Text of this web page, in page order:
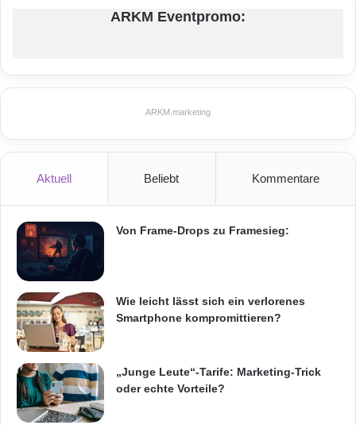
DieserQR-Codeführt zur
Foto: djd
w
ARKM Eventpromo:
ARKM.marketing
Aktuell Beliebt Kommentare
Von Frame-Drops zu Framesieg:
Wie leicht lässt sich ein verlorenes
Smartphone kompromittieren?
„Junge Leute“-Tarife: Marketing-Trick
oder echte Vorteile?